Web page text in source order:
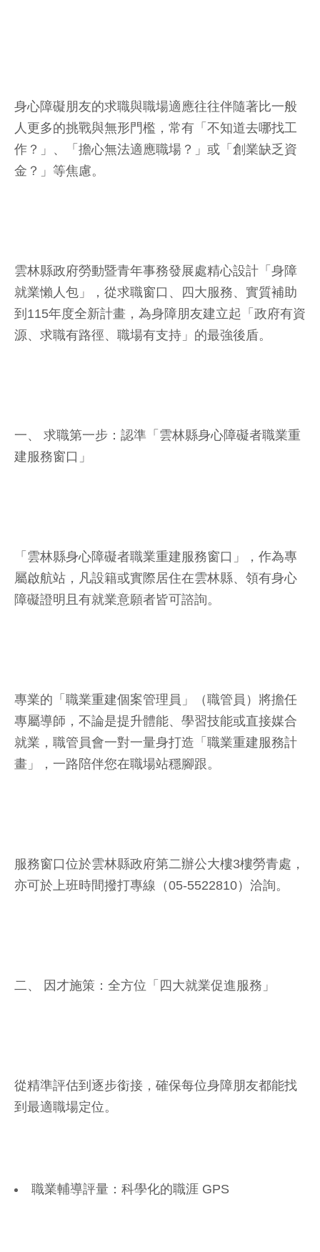
身心障礙朋友的求職與職場適應往往伴隨著比一般
人更多的挑戰與無形門檻，常有「不知道去哪找工
作？」、「擔心無法適應職場？」或「創業缺乏資
金？」等焦慮。
雲林縣政府勞動暨青年事務發展處精心設計「身障
就業懶人包」，從求職窗口、四大服務、實質補助
到115年度全新計畫，為身障朋友建立起「政府有資
源、求職有路徑、職場有支持」的最強後盾。
一、 求職第一步：認準「雲林縣身心障礙者職業重
建服務窗口」
「雲林縣身心障礙者職業重建服務窗口」，作為專
屬啟航站，凡設籍或實際居住在雲林縣、領有身心
障礙證明且有就業意願者皆可諮詢。
專業的「職業重建個案管理員」（職管員）將擔任
專屬導師，不論是提升體能、學習技能或直接媒合
就業，職管員會一對一量身打造「職業重建服務計
畫」，一路陪伴您在職場站穩腳跟。
服務窗口位於雲林縣政府第二辦公大樓3樓勞青處，
亦可於上班時間撥打專線（05-5522810）洽詢。
二、 因才施策：全方位「四大就業促進服務」
從精準評估到逐步銜接，確保每位身障朋友都能找
到最適職場定位。
職業輔導評量：科學化的職涯 GPS